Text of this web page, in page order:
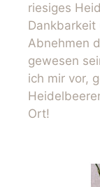
riesiges
Abnehmen
gewesen
ich mir vor,
Ort!